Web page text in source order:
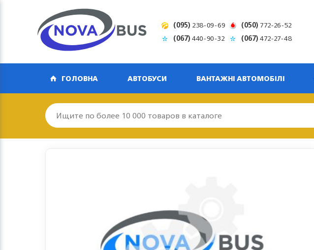
(095) 238-09-69 (050) 772-26-52
(067)440-90-32 (067)472-27-48
ГОЛОВНА АВТОБУСИ ВАНТАЖНІ АВТОМОБІЛІ